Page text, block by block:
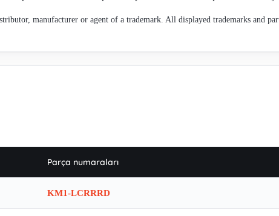
manufacturer or agent of a trademark. All displayed trademarks and
Parça numaraları
KM1-LCRRRD